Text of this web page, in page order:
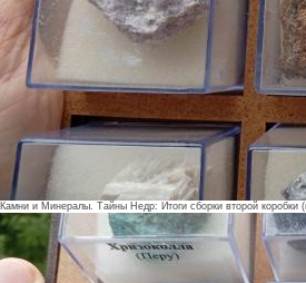
Камни и Минералы. Тайны Недр: Итоги сборки второй